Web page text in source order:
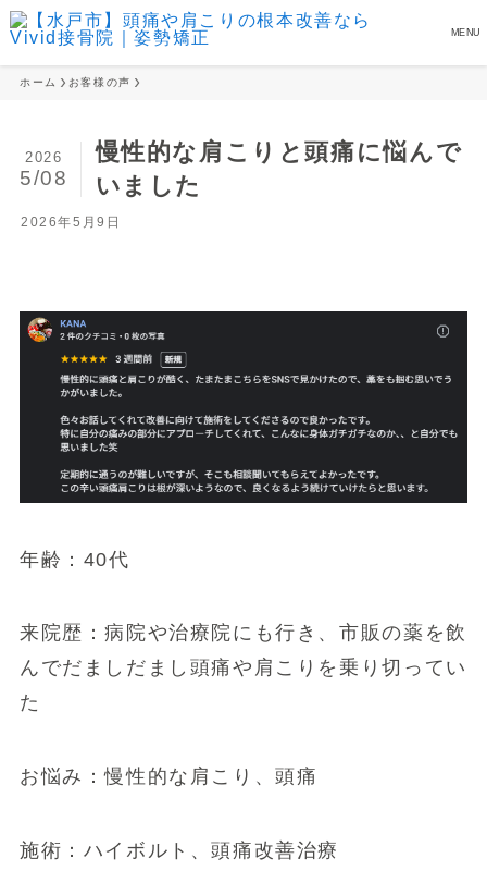
MENU
ホーム お客様の声
慢性的な肩こりと頭痛に悩んで
いました
2026
5/08
2026年5月9日
年齢：40代
来院歴：病院や治療院にも行き、市販の薬を飲
んでだましだまし頭痛や肩こりを乗り切ってい
た
お悩み：慢性的な肩こり、頭痛
施術：ハイボルト、頭痛改善治療